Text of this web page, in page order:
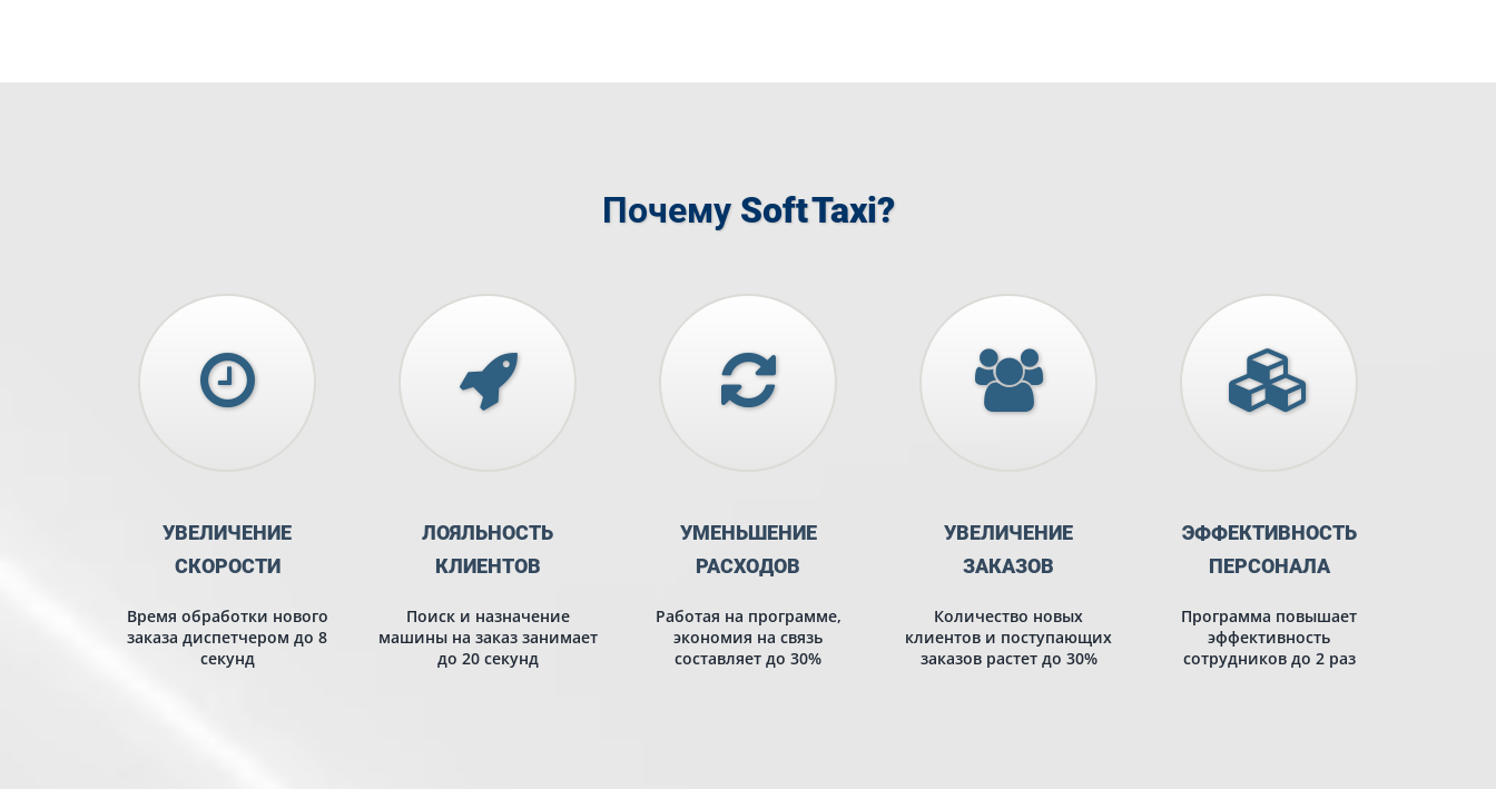
Почему Soft Taxi?
УВЕЛИЧЕНИЕ
СКОРОСТИ
Время обработки нового
заказа диспетчером до 8
секунд
ЛОЯЛЬНОСТЬ
КЛИЕНТОВ
Поиск и назначение
машины на заказ занимает
до 20 секунд
УМЕНЬШЕНИЕ
РАСХОДОВ
Работая на программе,
экономия на связь
составляет до 30%
УВЕЛИЧЕНИЕ
ЗАКАЗОВ
Количество новых
клиентов и поступающих
заказов растет до 30%
ЭФФЕКТИВНОСТЬ
ПЕРСОНАЛА
Программа повышает
эффективность
сотрудников до 2 раз